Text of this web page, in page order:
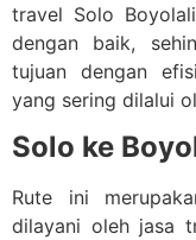
travel Solo
dengan baik,
tujuan dengan
yang sering dilalui
Solo ke
Rute ini
dilayani oleh jasa